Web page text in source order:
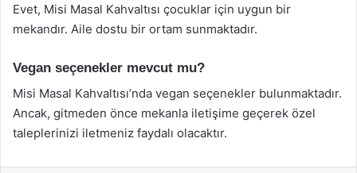
Evet, Misi Masal Kahvaltısı çocuklar için uygun bir
mekandır. Aile dostu bir ortam sunmaktadır.
Vegan seçenekler mevcut mu?
Misi Masal Kahvaltısı’nda vegan seçenekler bulunmaktadır.
Ancak, gitmeden önce mekanla iletişime geçerek özel
taleplerinizi iletmeniz faydalı olacaktır.